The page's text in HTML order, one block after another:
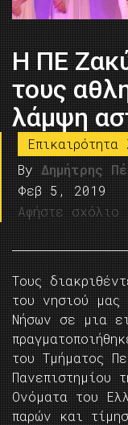
Η ΠΕ
τους
λάμψη
Επικαιρότητα
By Δημήτρης
Φεβ 5, 2019
Αφήστε σχόλιο
Τους
του νησιού μας
Νήσων σε μια
του Τμήματος
Πανεπιστημίου
Ονόματα του
παρών και